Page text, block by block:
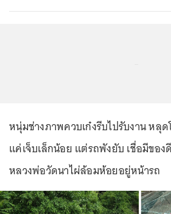
หนุ่มช่างภาพควบเก๋งรีบไปรับงาน หลุ
แค่เจ็บเล็กน้อย แต่รถพังยับ เชื่อมีขอ
หลวงพ่อวัดนาไผ่ล้อมห้อยอยู่หน้ารถ